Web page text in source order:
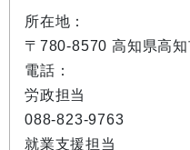
所在地：
〒780-8570 高知県高
電話：
労政担当
088-823-9763
就業支援担当